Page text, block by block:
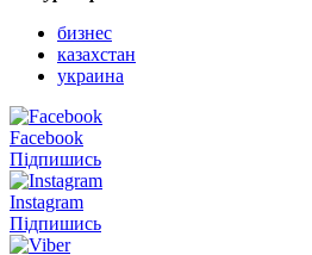
бизнес
казахстан
украина
Facebook
Підпишись
Instagram
Підпишись